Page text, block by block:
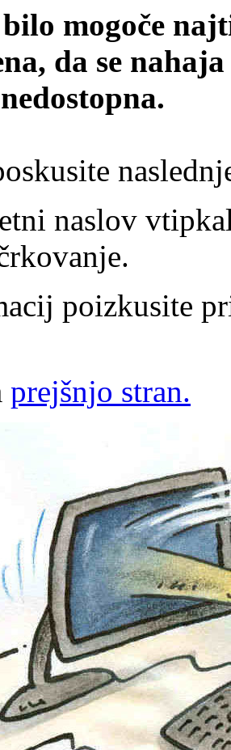
mogoče
da se
naslov
poizkusite
prejšnjo stran.